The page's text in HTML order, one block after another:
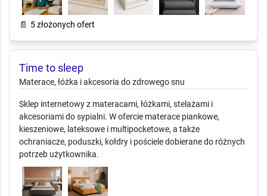
📄 5 złożonych ofert
Materace, łóżka i akcesoria do
Sklep internetowy z materacami, łóżkami, stelażami i
akcesoriami do sypialni. W ofercie materace piankowe,
kieszeniowe, lateksowe i multipocketowe, a także
ochraniacze, poduszki, kołdry i pościele dobierane do różnych
potrzeb użytkownika.